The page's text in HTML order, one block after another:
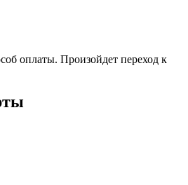
оплаты. Произойдет переход к